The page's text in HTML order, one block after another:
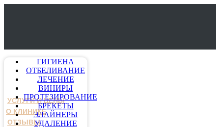
УСЛУГИ И ЦЕНЫ
О КЛИНИКЕ
ОТЗЫВЫ
ГИГИЕНА
ОТБЕЛИВАНИЕ
ЛЕЧЕНИЕ
ВИНИРЫ
ПРОТЕЗИРОВАНИЕ
БРЕКЕТЫ
ЭЛАЙНЕРЫ
УДАЛЕНИЕ